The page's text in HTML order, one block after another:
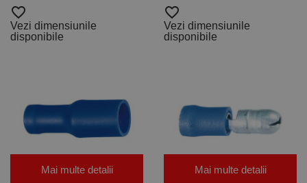
favorite_border
Vezi dimensiunile
disponibile
favorite_border
Vezi dimensiunile
disponibile
Mai multe detalii Mai multe detalii